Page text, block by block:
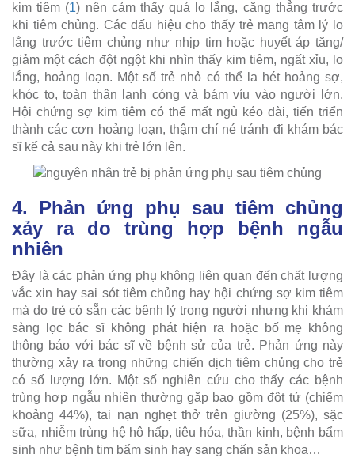
kim tiêm (1) nên cảm thấy quá lo lắng, căng thẳng trước
khi tiêm chủng. Các dấu hiệu cho thấy trẻ mang tâm lý lo
lắng trước tiêm chủng như nhịp tim hoặc huyết áp tăng/
giảm một cách đột ngột khi nhìn thấy kim tiêm, ngất xỉu, lo
lắng, hoảng loạn. Một số trẻ nhỏ có thể la hét hoảng sợ,
khóc to, toàn thân lạnh cóng và bám víu vào người lớn.
Hội chứng sợ kim tiêm có thể mất ngủ kéo dài, tiến triển
thành các cơn hoảng loạn, thậm chí né tránh đi khám bác
sĩ kể cả sau này khi trẻ lớn lên.
4. Phản ứng phụ sau tiêm chủng
xảy ra do trùng hợp bệnh ngẫu
nhiên
Đây là các phản ứng phụ không liên quan đến chất lượng
vắc xin hay sai sót tiêm chủng hay hội chứng sợ kim tiêm
mà do trẻ có sẵn các bệnh lý trong người nhưng khi khám
sàng lọc bác sĩ không phát hiện ra hoặc bố mẹ không
thông báo với bác sĩ về bệnh sử của trẻ. Phản ứng này
thường xảy ra trong những chiến dịch tiêm chủng cho trẻ
có số lượng lớn. Một số nghiên cứu cho thấy các bệnh
trùng hợp ngẫu nhiên thường gặp bao gồm đột tử (chiếm
khoảng 44%), tai nạn nghẹt thở trên giường (25%), sặc
sữa, nhiễm trùng hệ hô hấp, tiêu hóa, thần kinh, bệnh bẩm
sinh như bệnh tim bẩm sinh hay sang chấn sản khoa…